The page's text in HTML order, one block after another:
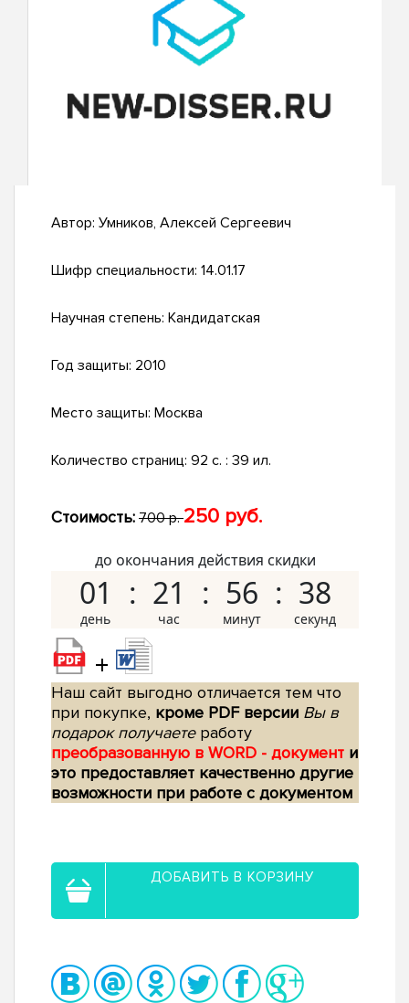
Автор: Умников, Алексей Сергеевич
Шифр специальности: 14.01.17
Научная степень: Кандидатская
Год защиты: 2010
Место защиты: Москва
Количество страниц: 92 с. : 39 ил.
Стоимость: 700 р.250 руб.
до окончания действия скидки
01 21 56 37
+
Наш сайт выгодно отличается тем что
при покупке, кроме PDF версии Вы в
подарок получаетеработу
преобразованную в WORD - документ и
это предоставляет качественно другие
возможности при работе с документом
ДОБАВИТЬ В КОРЗИНУ